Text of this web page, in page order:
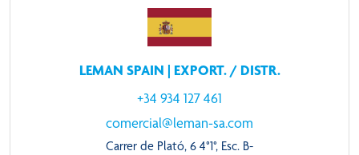
LEMAN SPAIN | EXPORT. / DISTR.
+34 934 127 461
comercial@leman-sa.com
Carrer de Plató, 6 4°1°, Esc. B-